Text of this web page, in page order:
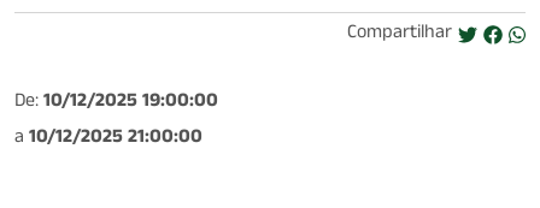
Compartilhar
De:10/12/2025 19:00:00
a 10/12/2025 21:00:00